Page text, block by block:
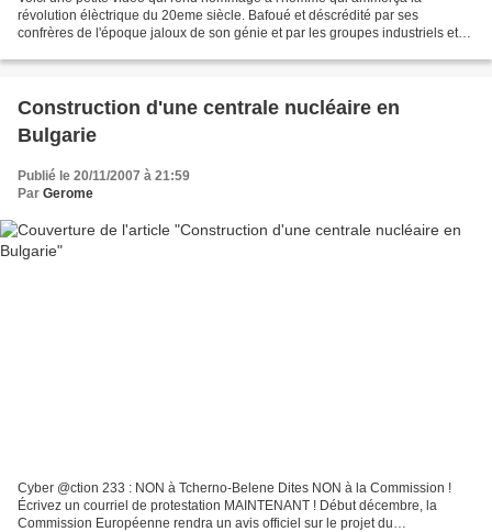
révolution élèctrique du 20eme siècle. Bafoué et déscrédité par ses
confrères de l'époque jaloux de son génie et par les groupes industriels et
Construction d'une centrale nucléaire en
Bulgarie
Publié le 20/11/2007 à 21:59
Par Gerome
Cyber @ction 233 : NON à Tcherno-Belene Dites NON à la Commission !
Écrivez un courriel de protestation MAINTENANT ! Début décembre, la
Commission Européenne rendra un avis officiel sur le projet du